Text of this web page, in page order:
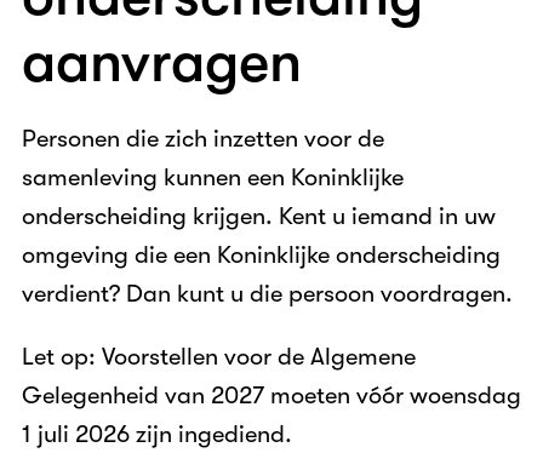
aanvragen
Personen die zich inzetten voor de
samenleving kunnen een Koninklijke
onderscheiding krijgen. Kent u iemand in uw
omgeving die een Koninklijke onderscheiding
verdient? Dan kunt u die persoon voordragen.
Let op: Voorstellen voor de Algemene
Gelegenheid van 2027 moeten vóór woensdag
1 juli 2026 zijn ingediend.